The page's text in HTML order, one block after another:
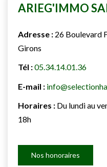
ARIEG'IMMO
Adresse : 26 Boulevard
Girons
Tél :05.34.14.01.36
E-mail :
Horaires : Du lundi au
18h
Nos honoraires